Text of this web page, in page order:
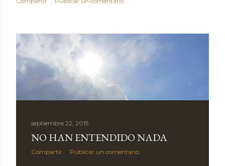
septiembre 22, 2015
NO HAN ENTENDIDO NADA
Compartir Publicar un comentario